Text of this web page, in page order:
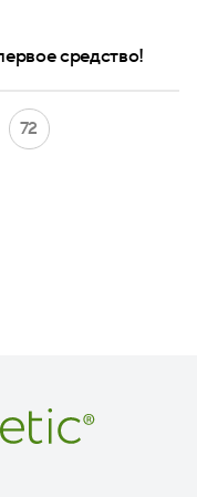
средство!
72